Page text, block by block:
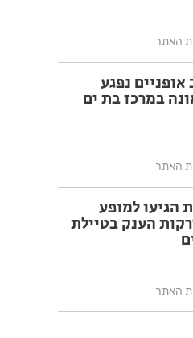
האתר
אופניים נפגע
במרכז בת ים
האתר
הגיעו למופע
הענק בטיילת
האתר